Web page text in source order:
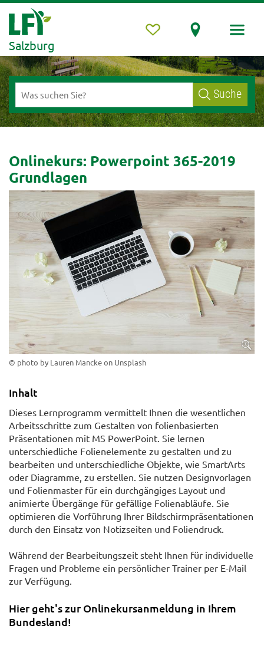
Salzburg
Suche
Onlinekurs: Powerpoint 365-2019
Grundlagen
© photo by Lauren Mancke on Unsplash
Inhalt
Dieses Lernprogramm vermittelt Ihnen die wesentlichen
Arbeitsschritte zum Gestalten von folienbasierten
Präsentationen mit MS PowerPoint. Sie lernen
unterschiedliche Folienelemente zu gestalten und zu
bearbeiten und unterschiedliche Objekte, wie SmartArts
oder Diagramme, zu erstellen. Sie nutzen Designvorlagen
und Folienmaster für ein durchgängiges Layout und
animierte Übergänge für gefällige Folienabläufe. Sie
optimieren die Vorführung Ihrer Bildschirmpräsentationen
durch den Einsatz von Notizseiten und Foliendruck.
Während der Bearbeitungszeit steht Ihnen für individuelle
Fragen und Probleme ein persönlicher Trainer per E-Mail
zur Verfügung.
Hier geht's zur Onlinekursanmeldung in Ihrem
Bundesland!